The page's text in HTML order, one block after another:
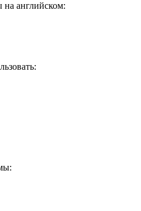
английском: